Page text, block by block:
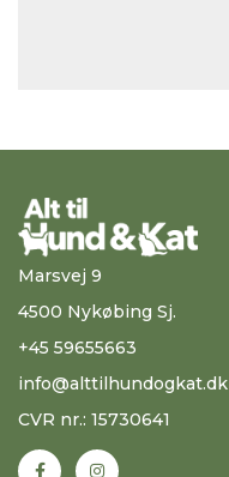
Marsvej 9
4500 Nykøbing Sj.
+45 59655663
info@alttilhundogkat.dk
CVR nr.: 15730641